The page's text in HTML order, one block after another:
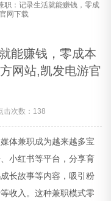
职：记录生活就能赚钱，零成
网下载
能赚钱，零成本
网站,凯发电游官
次数： 138
体兼职成为越来越多宝
小红书等平台，分享育
长故事等内容，吸引粉
收入。这种兼职模式零